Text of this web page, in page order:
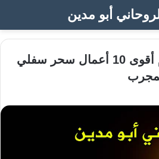
أبو مدين
ساحر مضمون يقدم أقوى 10 أعمال سحر سفلي